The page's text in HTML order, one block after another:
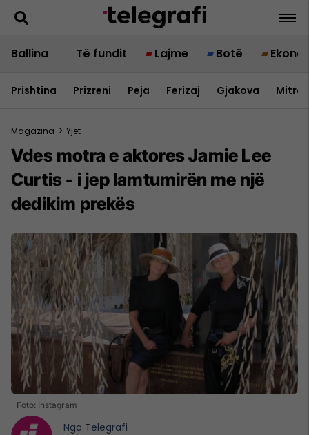
Ballina Të fundit Lajme Botë
Prishtina Prizreni Peja Ferizaj Gjakova
Magazina > Yjet
Vdes motra e aktores Jamie Lee
Curtis - i jep lamtumirën me një
dedikim prekës
Foto: Instagram
Nga Telegrafi